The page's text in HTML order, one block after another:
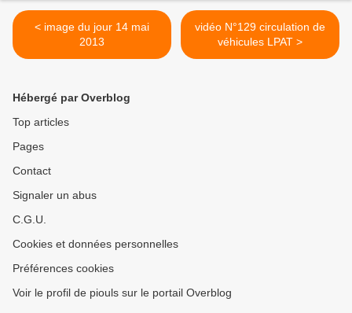
< image du jour 14 mai
2013
vidéo N°129 circulation de
véhicules LPAT >
Hébergé par Overblog
Top articles
Pages
Contact
Signaler un abus
C.G.U.
Cookies et données personnelles
Préférences cookies
Voir le profil de piouls sur le portail Overblog